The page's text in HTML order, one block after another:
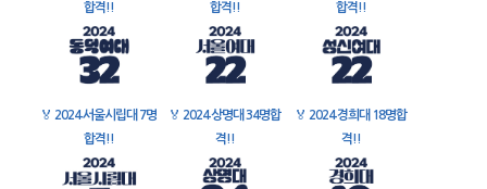
합격!!
합격!!
합격!!
🏅 2024 서울시립대 7명
합격!!
🏅 2024 상명대 34명합
격!!
🏅 2024 경희대 18명합
격!!